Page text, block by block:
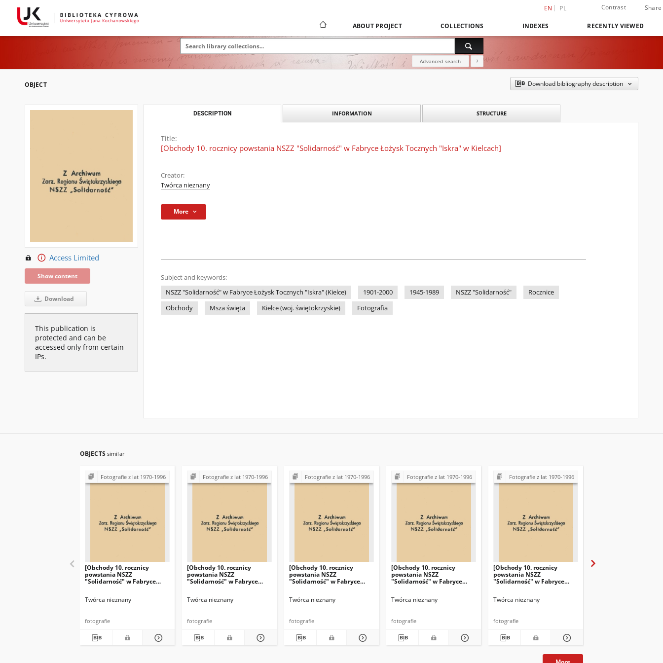
EN PL Contrast Share
ABOUT PROJECT COLLECTIONS INDEXES RECENTLY VIEWED
Advanced search ?
OBJECT Download bibliography description
Access Limited
Show content
Download
This publication is
protected and can be
accessed only from certain
IPs.
DESCRIPTION INFORMATION STRUCTURE
Title:
[Obchody 10. rocznicy powstania NSZZ "Solidarność" w Fabryce Łożysk Tocznych "Iskra" w Kielcach]
Creator:
Twórca nieznany
More
Subject and keywords:
NSZZ "Solidarność" w Fabryce Łożysk Tocznych "Iskra" (Kielce)
1901-2000 1945-1989 NSZZ "Solidarność"
Rocznice
Obchody
Msza święta Kielce (woj. świętokrzyskie) Fotografia
OBJECTS similar
Fotografie z lat 1970-1996
[Obchody 10. rocznicy
powstania NSZZ
"Solidarność" w Fabryce
Twórca nieznany
fotografie
Fotografie z lat 1970-1996
[Obchody 10. rocznicy
powstania NSZZ
"Solidarność" w Fabryce
Twórca nieznany
fotografie
Fotografie z lat 1970-1996
[Obchody 10. rocznicy
powstania NSZZ
"Solidarność" w Fabryce
Twórca nieznany
fotografie
Fotografie z lat 1970-1996
[Obchody 10. rocznicy
powstania NSZZ
"Solidarność" w Fabryce
Twórca nieznany
fotografie
Fotografie z lat 1970-1996
[Obchody 10. rocznicy
powstania NSZZ
"Solidarność" w Fabryce
Twórca nieznany
fotografie